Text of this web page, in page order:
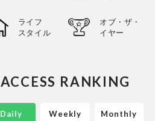
ライフ
スタイル
オブ・ザ・
イヤー
ACCESS RANKING
Daily Weekly Monthly